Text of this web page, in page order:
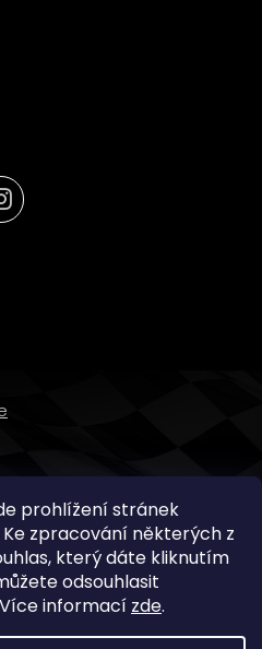
prohlížení stránek
zpracování některých z
který dáte kliknutím
odsouhlasit
Více informací zde.